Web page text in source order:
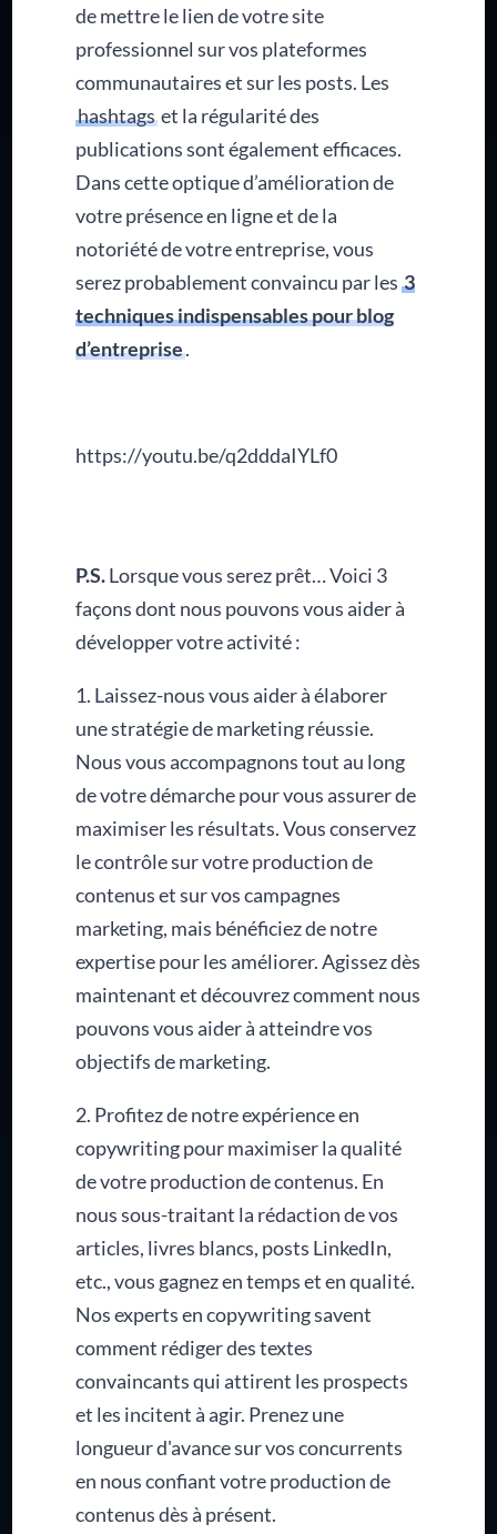
de mettre le lien de votre site
professionnel sur vos plateformes
communautaires et sur les posts. Les
hashtagset la régularité des
publications sont également efficaces.
Dans cette optique d’amélioration de
votre présence en ligne et de la
notoriété de votre entreprise, vous
serez probablement convaincu par les3
techniques indispensables pour blog
d’entreprise.
https://youtu.be/q2dddaIYLf0
P.S.Lorsque vous serez prêt… Voici 3
façons dont nous pouvons vous aider à
développer votre activité :
1. Laissez-nous vous aider à élaborer
une stratégie de marketing réussie.
Nous vous accompagnons tout au long
de votre démarche pour vous assurer de
maximiser les résultats. Vous conservez
le contrôle sur votre production de
contenus et sur vos campagnes
marketing, mais bénéficiez de notre
expertise pour les améliorer. Agissez dès
maintenant et découvrez comment nous
pouvons vous aider à atteindre vos
objectifs de marketing.
2. Profitez de notre expérience en
copywriting pour maximiser la qualité
de votre production de contenus. En
nous sous-traitant la rédaction de vos
articles, livres blancs, posts LinkedIn,
etc., vous gagnez en temps et en qualité.
Nos experts en copywriting savent
comment rédiger des textes
convaincants qui attirent les prospects
et les incitent à agir. Prenez une
longueur d'avance sur vos concurrents
en nous confiant votre production de
contenus dès à présent.